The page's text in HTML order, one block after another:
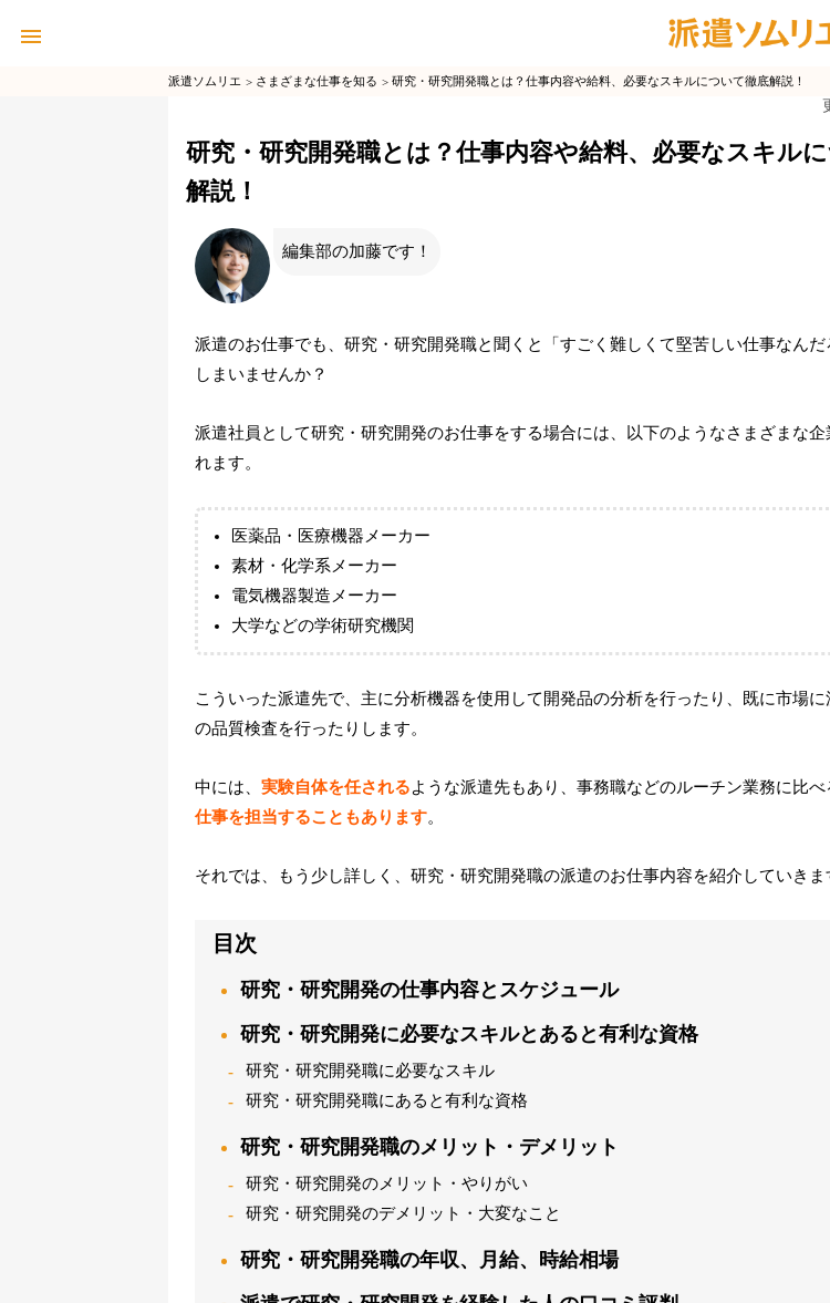
派遣ソムリエ さまざまな仕事を知る 研究・研究開発職とは？仕事内容や給料、必要なスキルについて徹底解説！
研究・研究開発職とは？仕事内容や給料、必要なスキル
解説！
編集部の加藤です！
派遣のお仕事でも、研究・研究開発職と聞くと「 すごく難しくて堅苦しい仕事なんだ
しまいませんか？
派遣社員として研究・研究開発のお仕事をする場合には、以下のようなさまざまな企
れます。
医薬品・医療機器メーカー
素材・化学系メーカー
電気機器製造メーカー
大学などの学術研究機関
こういった派遣先で、主に分析機器を使用して開発品の分析を行ったり、既に市場
の品質検査を行ったりします。
中には、 実験自体を任されるような派遣先もあり、事務職などのルーチン業務に比べ
仕事を担当することもあります。
それでは、もう少し詳しく、研究・研究開発職の派遣のお仕事内容を紹介していきま
目次
研究・研究開発の仕事内容とスケジュール
研究・研究開発に必要なスキルとあると有利な資格
研究・研究開発職に必要なスキル
研究・研究開発職にあると有利な資格
研究・研究開発職のメリット・デメリット
研究・研究開発のメリット・やりがい
研究・研究開発のデメリット・大変なこと
研究・研究開発職の年収、月給、時給相場